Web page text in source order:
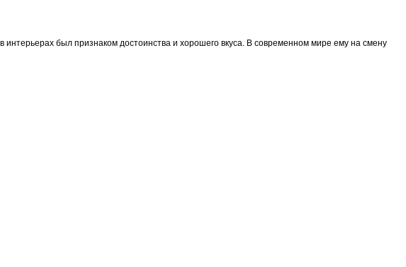
был признаком достоинства и хорошего вкуса. В современном мире ему на смену